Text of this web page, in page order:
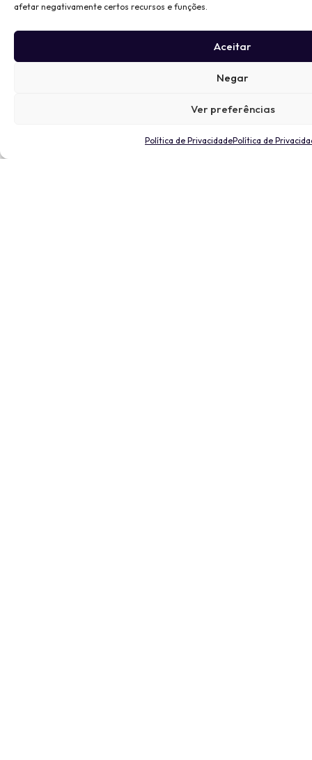
afetar negativamente certos recursos e funções.
Aceitar
Negar
Ver preferências
Política de PrivacidadePolítica de